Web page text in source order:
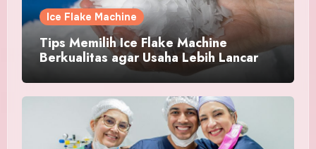
Ice Flake Machine
Tips Memilih Ice Flake Machine
Berkualitas agar Usaha Lebih Lancar